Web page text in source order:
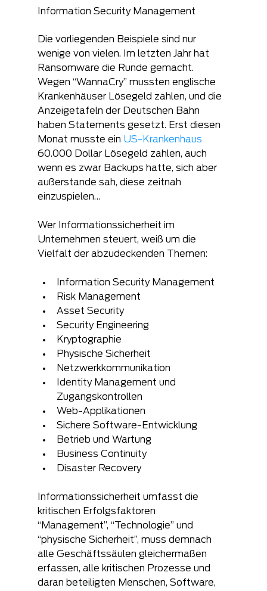
Information Security Management
Die vorliegenden Beispiele sind nur
wenige von vielen. Im letzten Jahr hat
Ransomware die Runde gemacht.
Wegen “WannaCry” mussten englische
Krankenhäuser Lösegeld zahlen, und die
Anzeigetafeln der Deutschen Bahn
haben Statements gesetzt. Erst diesen
Monat musste ein US-Krankenhaus
60.000 Dollar Lösegeld zahlen, auch
wenn es zwar Backups hatte, sich aber
außerstande sah, diese zeitnah
einzuspielen…
Wer Informationssicherheit im
Unternehmen steuert, weiß um die
Vielfalt der abzudeckenden Themen:
Information Security Management
​Risk Management
​​Asset Security
Security Engineering
Kryptographie
​Physische Sicherheit
Netzwerkkommunikation
Identity Management und
Zugangskontrollen
Web-Applikationen
​Sichere Software-Entwicklung
Betrieb und Wartung
Business Continuity
Disaster Recovery
Informationssicherheit umfasst die
kritischen Erfolgsfaktoren
“Management”, “Technologie” und
“physische Sicherheit”, muss demnach
alle Geschäftssäulen gleichermaßen
erfassen, alle kritischen Prozesse und
daran beteiligten Menschen, Software,